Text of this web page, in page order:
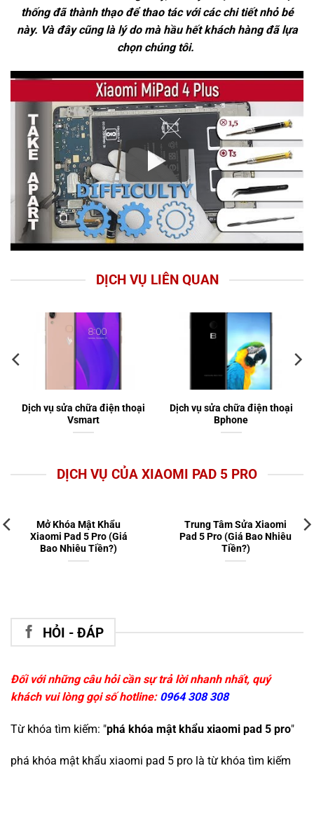
thống đã thành thạo để thao tác với các chi tiết nhỏ bé
này. Và đây cũng là lý do mà hầu hết khách hàng đã lựa
chọn chúng tôi.
DỊCH VỤ LIÊN QUAN
Dịch vụ sửa chữa điện thoại
Vsmart
Dịch vụ sửa chữa điện thoại
Bphone
DỊCH VỤ CỦA XIAOMI PAD 5 PRO
Mở Khóa Mật Khẩu
Xiaomi Pad 5 Pro (Giá
Bao Nhiêu Tiền?)
Trung Tâm Sửa Xiaomi
Pad 5 Pro (Giá Bao Nhiêu
Tiền?)
HỎI - ĐÁP
Đối với những câu hỏi cần sự trả lời nhanh nhất, quý
khách vui lòng gọi số hotline: 0964 308 308
Từ khóa tìm kiếm: "phá khóa mật khẩu xiaomi pad 5 pro"
phá khóa mật khẩu xiaomi pad 5 pro là từ khóa tìm kiếm